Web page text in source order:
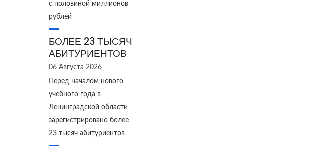
с половиной миллионов
рублей
БОЛЕЕ 23 ТЫСЯЧ
АБИТУРИЕНТОВ
06 Августа 2026
Перед началом нового
учебного года в
Ленинградской области
зарегистрировано более
23 тысяч абитуриентов